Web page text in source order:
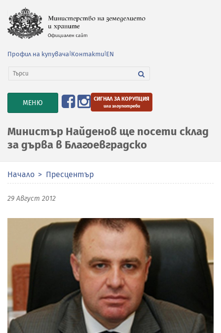
Профил на купувача Контакти EN
TOGGLE
NAVIGATION
МЕНЮ СИГНАЛ ЗА КОРУПЦИЯ
или злоупотреби
Министър Найденов ще посети склад
за дърва в Благоевградско
Начало Пресцентър
29 Август 2012